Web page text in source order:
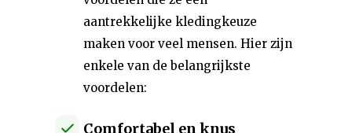
aantrekkelijke kledingkeuze
maken voor veel mensen. Hier zijn
enkele van de belangrijkste
voordelen:
Comfortabel en knus